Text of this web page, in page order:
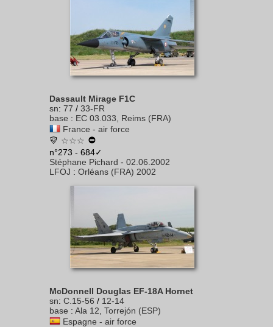
Dassault Mirage F1C
sn: 77 / 33-FR
base : EC 03.033, Reims (FRA)
France - air force
☆☆☆
n°273 - 684✓
Stéphane Pichard - 02.06.2002
LFOJ : Orléans (FRA) 2002
McDonnell Douglas EF-18A Hornet
sn: C.15-56 / 12-14
base : Ala 12, Torrejón (ESP)
Espagne - air force